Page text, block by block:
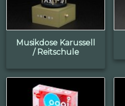
Musikdose Karussell
/ Reitschule